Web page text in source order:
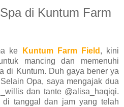
di Kuntum Farm
ke Kuntum Farm Field , kini
mancing dan memenuhi
di Kuntum. Duh gaya bener ya
Opa, saya mengajak dua
dan tante @alisa_haqiqi.
tanggal dan jam yang telah